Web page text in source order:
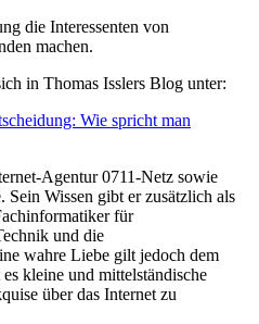
die Interessenten von
machen.
in Thomas Isslers Blog unter:
Wie spricht man
Agentur 0711-Netz sowie
Wissen gibt er zusätzlich als
für
und die
wahre Liebe gilt jedoch dem
kleine und mittelständische
über das Internet zu